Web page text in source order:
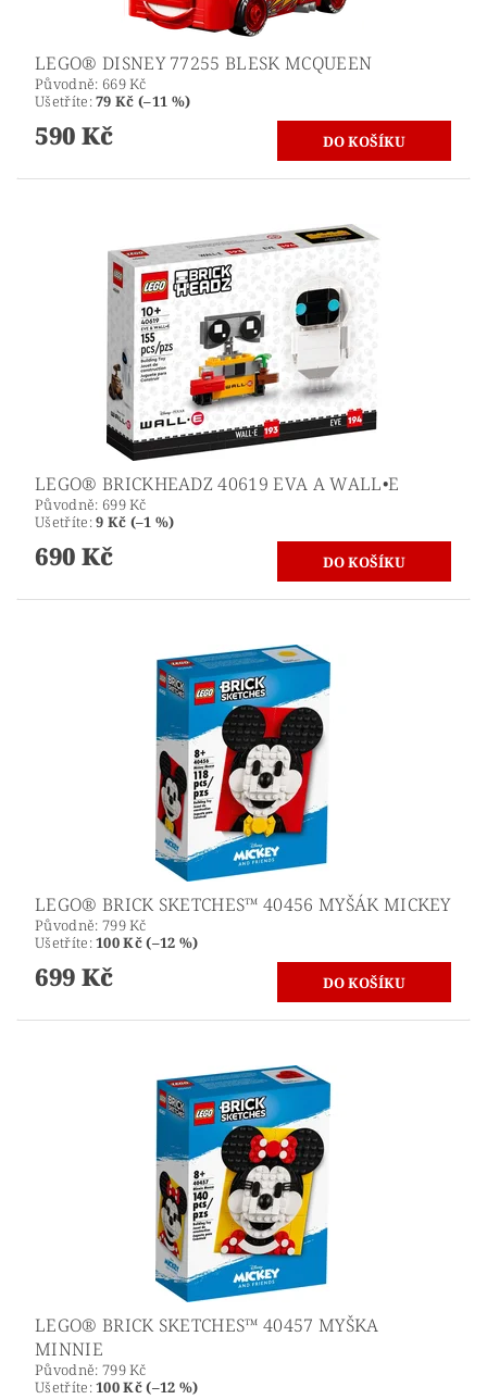
LEGO® DISNEY 77255 BLESK MCQUEEN
Původně: 669 Kč
Ušetříte:79 Kč (–11 %)
590 Kč
LEGO® BRICKHEADZ 40619 EVA A WALL•E
Původně: 699 Kč
Ušetříte:9 Kč (–1 %)
690 Kč
LEGO® BRICK SKETCHES™ 40456 MYŠÁK MICKEY
Původně: 799 Kč
Ušetříte:100 Kč (–12 %)
699 Kč
LEGO® BRICK SKETCHES™ 40457 MYŠKA
MINNIE
Původně: 799 Kč
Ušetříte:100 Kč (–12 %)